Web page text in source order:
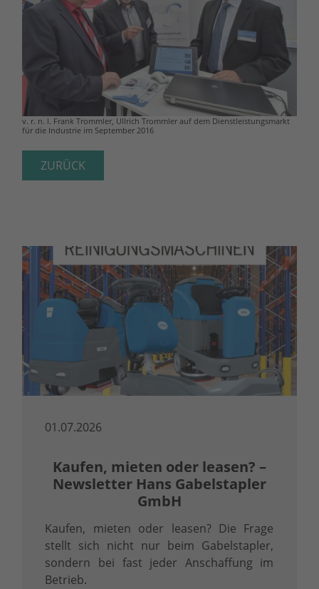
v. r. n. l. Frank Trommler, Ullrich Trommler auf dem Dienstleistungsmarkt
für die Industrie im September 2016
ZURÜCK
01.07.2026
Kaufen, mieten oder leasen? –
Newsletter Hans Gabelstapler
GmbH
Kaufen, mieten oder leasen? Die Frage
stellt sich nicht nur beim Gabelstapler,
sondern bei fast jeder Anschaffung im
Betrieb.